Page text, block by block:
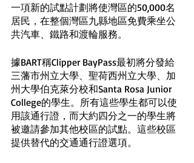
一項新的試點計劃將使灣區的50,000名
居民，在整個灣區九縣地區免費乘坐公
共汽車、鐵路和渡輪服務。
據BART稱Clipper BayPass最初將分發給
三藩市州立大學、聖荷西州立大學、加
州大學伯克萊分校和Santa Rosa Junior
College的學生。所有這些學生都可以使
用該通行證，而大約四分之一的學生將
被邀請參加其他校區的試點。這些校區
提供替代的交通通行證選項。